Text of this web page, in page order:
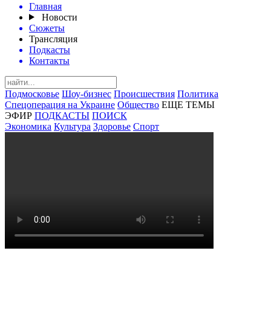
Главная
Новости
Сюжеты
Трансляция
Подкасты
Контакты
Подмосковье Шоу-бизнес Происшествия Политика
Спецоперация на Украине Общество ЕЩЕ ТЕМЫ
ЭФИР ПОДКАСТЫ ПОИСК
Экономика Культура Здоровье Спорт